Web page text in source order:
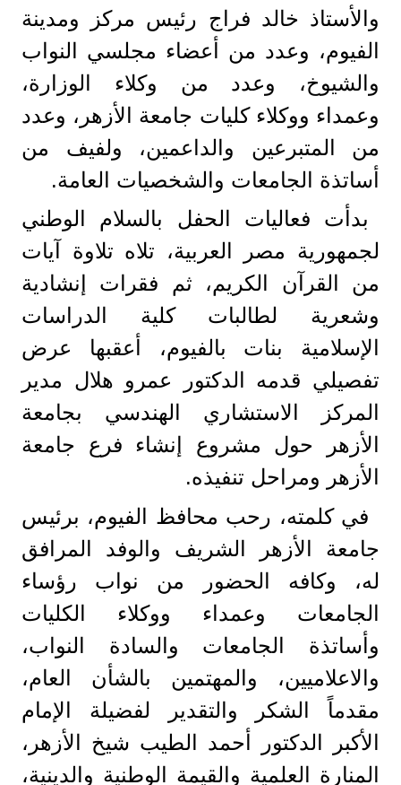
والأستاذ خالد فراج رئيس مركز ومدينة
الفيوم، وعدد من أعضاء مجلسي النواب
والشيوخ، وعدد من وكلاء الوزارة،
وعمداء ووكلاء كليات جامعة الأزهر، وعدد
من المتبرعين والداعمين، ولفيف من
أساتذة الجامعات والشخصيات العامة.
بدأت فعاليات الحفل بالسلام الوطني
لجمهورية مصر العربية، تلاه تلاوة آيات
من القرآن الكريم، ثم فقرات إنشادية
وشعرية لطالبات كلية الدراسات
الإسلامية بنات بالفيوم، أعقبها عرض
تفصيلي قدمه الدكتور عمرو هلال مدير
المركز الاستشاري الهندسي بجامعة
الأزهر حول مشروع إنشاء فرع جامعة
الأزهر ومراحل تنفيذه.
في كلمته، رحب محافظ الفيوم، برئيس
جامعة الأزهر الشريف والوفد المرافق
له، وكافه الحضور من نواب رؤساء
الجامعات وعمداء ووكلاء الكليات
وأساتذة الجامعات والسادة النواب،
والاعلاميين، والمهتمين بالشأن العام،
مقدماً الشكر والتقدير لفضيلة الإمام
الأكبر الدكتور أحمد الطيب شيخ الأزهر،
المنارة العلمية والقيمة الوطنية والدينية،